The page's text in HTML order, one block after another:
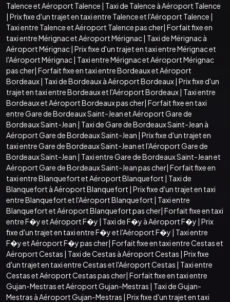
Talence et Aéroport Talence | Taxi de Talence à Aéroport Talence
| Prix fixe d'un trajet en taxi entre Talence et l'Aéroport Talence |
Taxi entre Talence et Aéroport Talence pas cher| Forfait fixe en
taxi entre Mérignac et Aéroport Mérignac| Taxi de Mérignac à
Aéroport Mérignac| Prix fixe d'un trajet en taxi entre Mérignac et
l'Aéroport Mérignac| Taxi entre Mérignac et Aéroport Mérignac
pas cher| Forfait fixe en taxi entre Bordeaux et Aéroport
Bordeaux| Taxi de Bordeaux à Aéroport Bordeaux| Prix fixe d'un
trajet en taxi entre Bordeaux et l'Aéroport Bordeaux| Taxi entre
Bordeaux et Aéroport Bordeaux pas cher| Forfait fixe en taxi
entre Gare de Bordeaux Saint-Jean et Aéroport Gare de
Bordeaux Saint-Jean | Taxi de Gare de Bordeaux Saint-Jean à
Aéroport Gare de Bordeaux Saint-Jean | Prix fixe d'un trajet en
taxi entre Gare de Bordeaux Saint-Jean et l'Aéroport Gare de
Bordeaux Saint-Jean | Taxi entre Gare de Bordeaux Saint-Jean et
Aéroport Gare de Bordeaux Saint-Jean pas cher| Forfait fixe en
taxi entre Blanquefort et Aéroport Blanquefort | Taxi de
Blanquefort à Aéroport Blanquefort | Prix fixe d'un trajet en taxi
entre Blanquefort et l'Aéroport Blanquefort | Taxi entre
Blanquefort et Aéroport Blanquefort pas cher| Forfait fixe en taxi
entre F�y et Aéroport F�y | Taxi de F�y à Aéroport F�y | Prix
fixe d'un trajet en taxi entre F�y et l'Aéroport F�y | Taxi entre
F�y et Aéroport F�y pas cher| Forfait fixe en taxi entre Cestas et
Aéroport Cestas | Taxi de Cestas à Aéroport Cestas | Prix fixe
d'un trajet en taxi entre Cestas et l'Aéroport Cestas | Taxi entre
Cestas et Aéroport Cestas pas cher| Forfait fixe en taxi entre
Gujan-Mestras et Aéroport Gujan-Mestras | Taxi de Gujan-
Mestras à Aéroport Gujan-Mestras | Prix fixe d'un trajet en taxi